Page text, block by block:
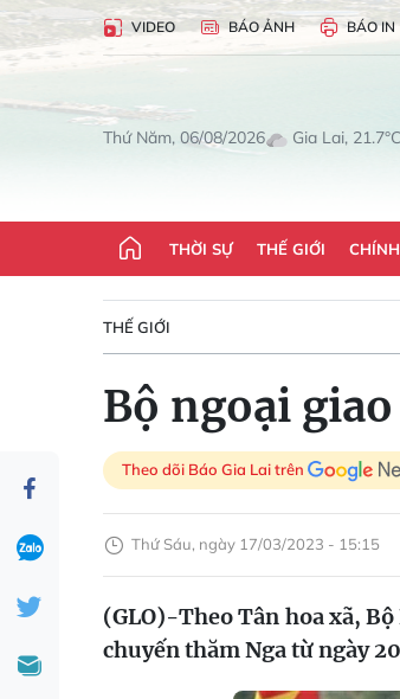
VIDEO BÁO ẢNH BÁO IN
Thứ Năm, 06/08/2026 Gia Lai,
THỜI SỰ THẾ GIỚI
THẾ GIỚI
Bộ ngoại
Theo dõi Báo Gia Lai trên
Thứ Sáu, ngày 17/03/2023 - 15:15
(GLO)-Theo Tân hoa xã,
chuyến thăm Nga từ ngày